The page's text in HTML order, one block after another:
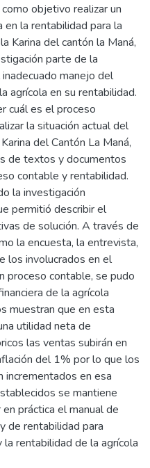
objetivo realizar un
en la rentabilidad para la
Karina del cantón la Maná,
parte de la
manejo del
agrícola en su rentabilidad.
cuál es el proceso
la situación actual del
del Cantón La Maná,
de textos y documentos
contable y rentabilidad.
la investigación
permitió describir el
de solución. A través de
la encuesta, la entrevista,
los involucrados en el
proceso contable, se pudo
de la agrícola
muestran que en esta
utilidad neta de
las ventas subirán en
del 1% por lo que los
en esa
se mantiene
práctica el manual de
de rentabilidad para
rentabilidad de la agrícola